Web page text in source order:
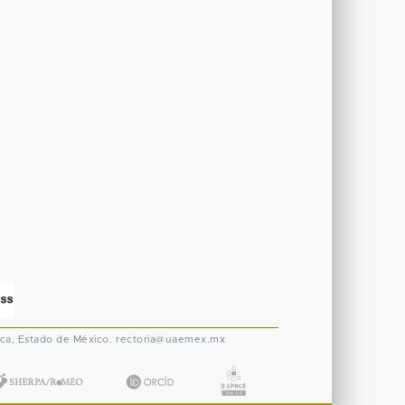
Estado de México. rectoria@uaemex.mx